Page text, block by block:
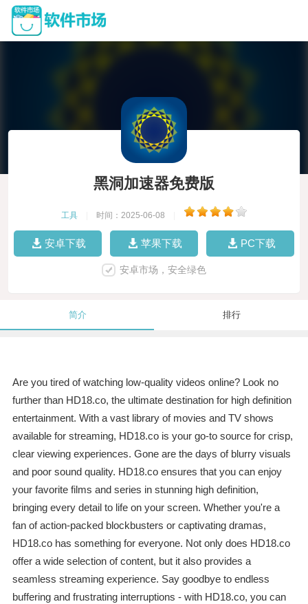
黑洞加速器免费版
工具 时间：2025-06-08
安卓下载 苹果下载 PC下载
安卓市场，安全绿色
简介 排行
Are you tired of watching low-quality videos online? Look no
further than HD18.co, the ultimate destination for high definition
entertainment. With a vast library of movies and TV shows
available for streaming, HD18.co is your go-to source for crisp,
clear viewing experiences. Gone are the days of blurry visuals
and poor sound quality. HD18.co ensures that you can enjoy
your favorite films and series in stunning high definition,
bringing every detail to life on your screen. Whether you're a
fan of action-packed blockbusters or captivating dramas,
HD18.co has something for everyone. Not only does HD18.co
offer a wide selection of content, but it also provides a
seamless streaming experience. Say goodbye to endless
buffering and frustrating interruptions - with HD18.co, you can